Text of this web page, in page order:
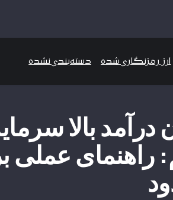
ارز رمزنگاری شده دسته‌بندی نشده
بالا
عملی